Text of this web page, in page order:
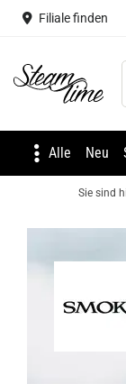
Filiale finden
Steam time
Alle Neu
Sie sind